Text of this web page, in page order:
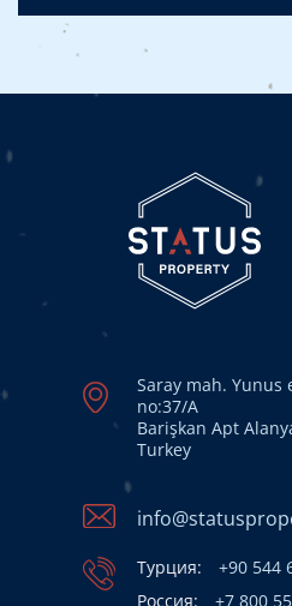
Saray mah. Yunus
no:37/A
Barişkan Apt
Turkey
Турция:
+90 544
Россия:
+7 800